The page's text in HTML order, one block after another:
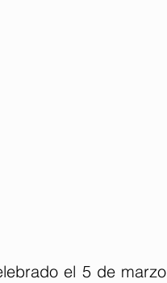
el 5 de marzo